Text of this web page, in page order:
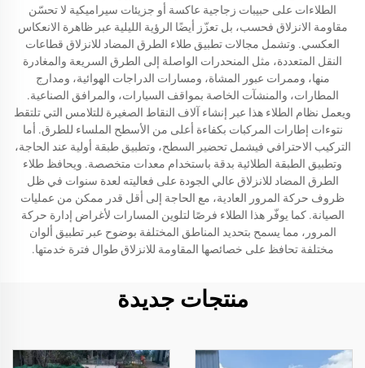
الطلاءات على حبيبات زجاجية عاكسة أو جزيئات سيراميكية لا تحسّن
مقاومة الانزلاق فحسب، بل تعزّز أيضًا الرؤية الليلية عبر ظاهرة الانعكاس
العكسي. وتشمل مجالات تطبيق طلاء الطرق المضاد للانزلاق قطاعات
النقل المتعددة، مثل المنحدرات الواصلة إلى الطرق السريعة والمغادرة
منها، وممرات عبور المشاة، ومسارات الدراجات الهوائية، ومدارج
المطارات، والمنشآت الخاصة بمواقف السيارات، والمرافق الصناعية.
ويعمل نظام الطلاء هذا عبر إنشاء آلاف النقاط الصغيرة للتلامس التي تلتقط
نتوءات إطارات المركبات بكفاءة أعلى من الأسطح الملساء للطرق. أما
التركيب الاحترافي فيشمل تحضير السطح، وتطبيق طبقة أولية عند الحاجة،
وتطبيق الطبقة الطلائية بدقة باستخدام معدات متخصصة. ويحافظ طلاء
الطرق المضاد للانزلاق عالي الجودة على فعاليته لعدة سنوات في ظل
ظروف حركة المرور العادية، مع الحاجة إلى أقل قدر ممكن من عمليات
الصيانة. كما يوفّر هذا الطلاء فرصًا لتلوين المسارات لأغراض إدارة حركة
المرور، مما يسمح بتحديد المناطق المختلفة بوضوح عبر تطبيق ألوان
مختلفة تحافظ على خصائصها المقاومة للانزلاق طوال فترة خدمتها.
منتجات جديدة